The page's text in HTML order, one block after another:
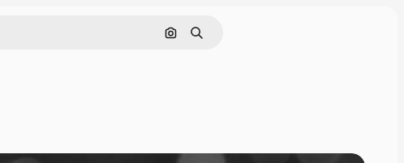
Nach Bild suchen
Suchen